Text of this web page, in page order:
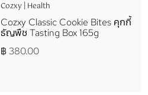
Cozxy | Health
Cozxy Classic Cookie Bites คุกกี้
ธัญพืช Tasting Box 165g
฿ 380.00